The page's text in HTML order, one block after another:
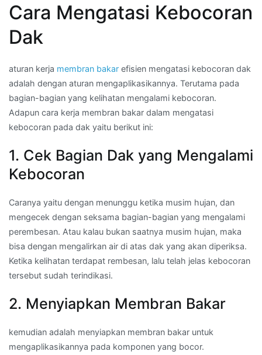
Cara Mengatasi Kebocoran
Dak
aturan kerja membran bakar efisien mengatasi kebocoran dak
adalah dengan aturan mengaplikasikannya. Terutama pada
bagian-bagian yang kelihatan mengalami kebocoran.
Adapun cara kerja membran bakar dalam mengatasi
kebocoran pada dak yaitu berikut ini:
1. Cek Bagian Dak yang Mengalami
Kebocoran
Caranya yaitu dengan menunggu ketika musim hujan, dan
mengecek dengan seksama bagian-bagian yang mengalami
perembesan. Atau kalau bukan saatnya musim hujan, maka
bisa dengan mengalirkan air di atas dak yang akan diperiksa.
Ketika kelihatan terdapat rembesan, lalu telah jelas kebocoran
tersebut sudah terindikasi.
2. Menyiapkan Membran Bakar
kemudian adalah menyiapkan membran bakar untuk
mengaplikasikannya pada komponen yang bocor.